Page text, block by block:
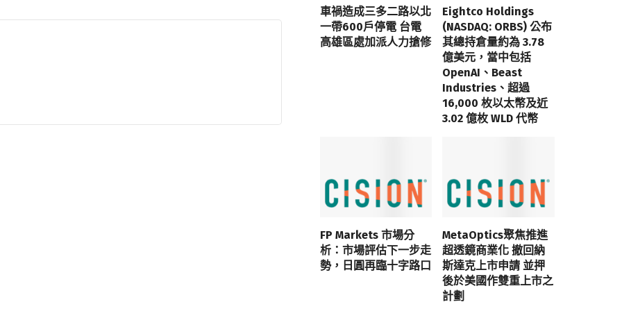
車禍造成三多二路以北
一帶600戶停電 台電
高雄區處加派人力搶修
Eightco Holdings
(NASDAQ: ORBS) 公布
其總持倉量約為 3.78
億美元，當中包括
OpenAI、Beast
Industries、超過
16,000 枚以太幣及近
3.02 億枚 WLD 代幣
FP Markets 市場分
析：市場評估下一步走
勢，日圓再臨十字路口
MetaOptics聚焦推進
超透鏡商業化 撤回納
斯達克上市申請 並押
後於美國作雙重上市之
計劃